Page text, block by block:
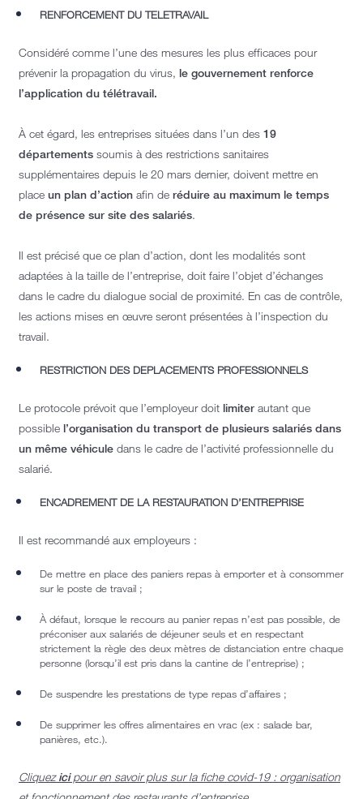
RENFORCEMENT DU TELETRAVAIL
Considéré comme l’une des mesures les plus efficaces pour
prévenir la propagation du virus, le gouvernement renforce
l’application du télétravail.
À cet égard, les entreprises situées dans l’un des 19
départements soumis à des restrictions sanitaires
supplémentaires depuis le 20 mars dernier, doivent mettre en
place un plan d’action afin de réduire au maximum le temps
de présence sur site des salariés.
Il est précisé que ce plan d’action, dont les modalités sont
adaptées à la taille de l’entreprise, doit faire l’objet d’échanges
dans le cadre du dialogue social de proximité. En cas de contrôle,
les actions mises en œuvre seront présentées à l’inspection du
travail.
RESTRICTION DES DEPLACEMENTS PROFESSIONNELS
Le protocole prévoit que l’employeur doit limiter autant que
possible l’organisation du transport de plusieurs salariés dans
un même véhicule dans le cadre de l’activité professionnelle du
salarié.
ENCADREMENT DE LA RESTAURATION D’ENTREPRISE
Il est recommandé aux employeurs :
De mettre en place des paniers repas à emporter et à consommer
sur le poste de travail ;
À défaut, lorsque le recours au panier repas n’est pas possible, de
préconiser aux salariés de déjeuner seuls et en respectant
strictement la règle des deux mètres de distanciation entre chaque
personne (lorsqu’il est pris dans la cantine de l’entreprise) ;
De suspendre les prestations de type repas d’affaires ;
De supprimer les offres alimentaires en vrac (ex : salade bar,
panières, etc.).
Cliquezicipour en savoir plus sur la fiche covid-19 : organisation